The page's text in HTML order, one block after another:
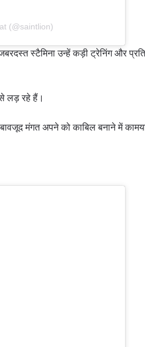
(@saintlion)
स्टैमिना उन्हें कड़ी ट्रेनिंग और
लड़ रहे हैं।
मंगत अपने को काबिल बनाने में